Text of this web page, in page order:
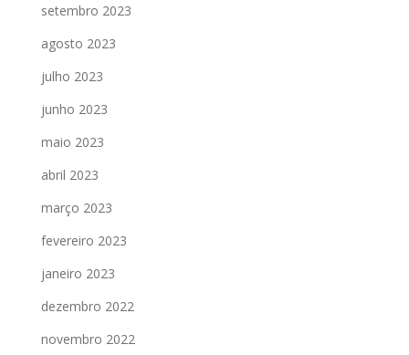
setembro 2023
agosto 2023
julho 2023
junho 2023
maio 2023
abril 2023
março 2023
fevereiro 2023
janeiro 2023
dezembro 2022
novembro 2022